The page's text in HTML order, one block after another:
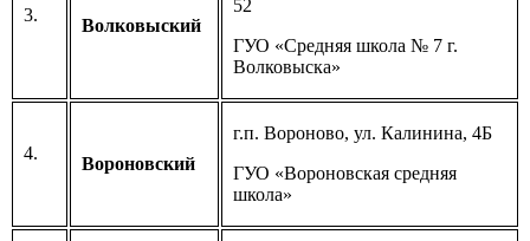
3.
Волковыский
52
ГУО «Средняя школа № 7 г.
Волковыска»
4.
Вороновский
г.п. Вороново, ул. Калинина, 4Б
ГУО «Вороновская средняя
школа»